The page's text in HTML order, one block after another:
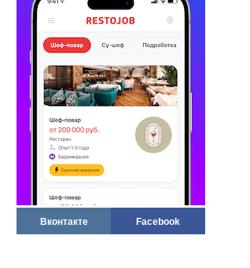
Вконтакте Facebook